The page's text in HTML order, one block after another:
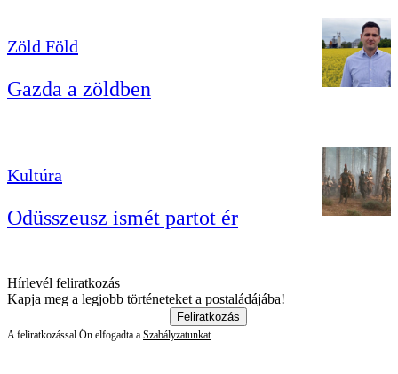
Zöld Föld
Gazda a zöldben
Kultúra
Odüsszeusz ismét partot ér
Hírlevél feliratkozás
Kapja meg a legjobb történeteket a postaládájába!
Feliratkozás
A feliratkozással Ön elfogadta a Szabályzatunkat